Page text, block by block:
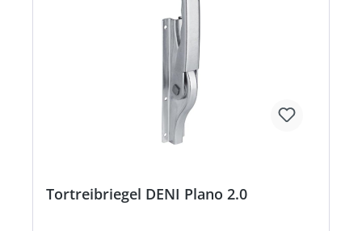
Tortreibriegel DENI Plano 2.0